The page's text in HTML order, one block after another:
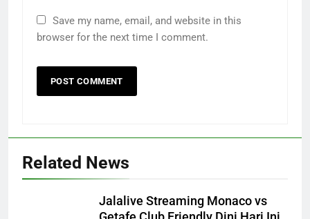
Save my name, email, and website in this
browser for the next time I comment.
Related News
Jalalive Streaming Monaco vs